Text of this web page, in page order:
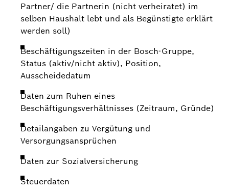
Partner/ die Partnerin (nicht verheiratet) im
selben Haushalt lebt und als Begünstigte erklärt
werden soll)
Beschäftigungszeiten in der Bosch-Gruppe,
Status (aktiv/nicht aktiv), Position,
Ausscheidedatum
Daten zum Ruhen eines
Beschäftigungsverhältnisses (Zeitraum, Gründe)
Detailangaben zu Vergütung und
Versorgungsansprüchen
Daten zur Sozialversicherung
Steuerdaten